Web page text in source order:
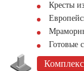
Кресты
Готовые